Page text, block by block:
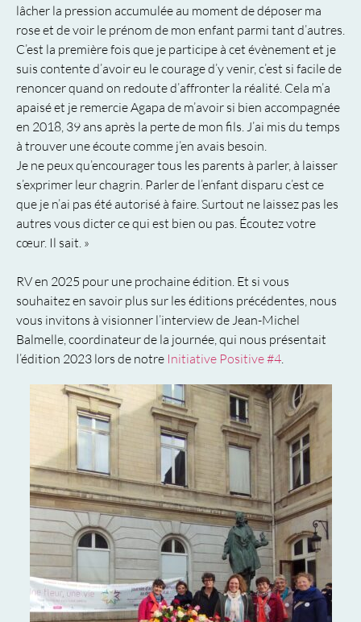
lâcher la pression accumulée au moment de déposer ma
rose et de voir le prénom de mon enfant parmi tant d’autres.
C’est la première fois que je participe à cet évènement et je
suis contente d’avoir eu le courage d’y venir, c’est si facile de
renoncer quand on redoute d’affronter la réalité. Cela m’a
apaisé et je remercie Agapa de m’avoir si bien accompagnée
en 2018, 39 ans après la perte de mon fils. J’ai mis du temps
à trouver une écoute comme j’en avais besoin.
Je ne peux qu’encourager tous les parents à parler, à laisser
s’exprimer leur chagrin. Parler de l’enfant disparu c’est ce
que je n’ai pas été autorisé à faire. Surtout ne laissez pas les
autres vous dicter ce qui est bien ou pas. Écoutez votre
cœur. Il sait. »
RV en 2025 pour une prochaine édition. Et si vous
souhaitez en savoir plus sur les éditions précédentes, nous
vous invitons à visionner l’interview de Jean-Michel
Balmelle, coordinateur de la journée, qui nous présentait
l’édition 2023 lors de notre Initiative Positive #4